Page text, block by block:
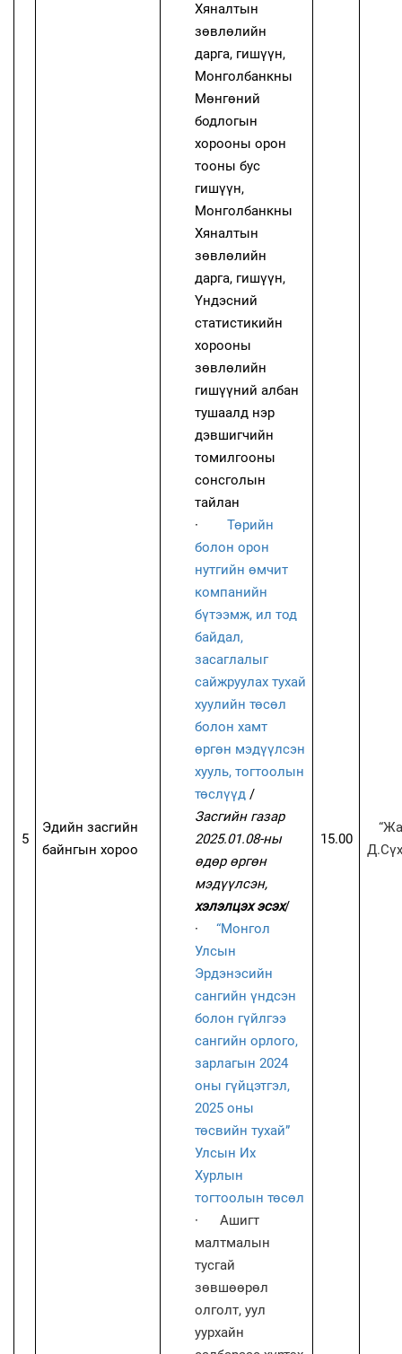
5
Эдийн засгийн
байнгын хороо
Хяналтын
зөвлөлийн
дарга, гишүүн,
Монголбанкны
Мөнгөний
бодлогын
хорооны орон
тооны бус
гишүүн,
Монголбанкны
Хяналтын
зөвлөлийн
дарга, гишүүн,
Үндэсний
статистикийн
хорооны
зөвлөлийн
гишүүний албан
тушаалд нэр
дэвшигчийн
томилгооны
сонсголын
тайлан
·
Төрийн
болон орон
нутгийн өмчит
компанийн
бүтээмж, ил тод
байдал,
засаглалыг
сайжруулах тухай
хуулийн төсөл
болон хамт
өргөн мэдүүлсэн
хууль, тогтоолын
төслүүд/
Засгийн газар
2025.01.08-ны
өдөр өргөн
мэдүүлсэн,
хэлэлцэх эсэх/
·
“Монгол
Улсын
Эрдэнэсийн
сангийн үндсэн
болон гүйлгээ
сангийн орлого,
зарлагын 2024
оны гүйцэтгэл,
2025 оны
төсвийн тухай”
Улсын Их
Хурлын
тогтоолын төсөл
·
Ашигт
малтмалын
тусгай
зөвшөөрөл
олголт, уул
уурхайн
15.00